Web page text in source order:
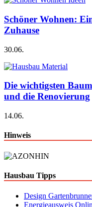
Schöner Wohnen:
Zuhause
30.06.
Die wichtigsten
und die Renovierung
14.06.
Hinweis
Hausbau Tipps
Design
Energieausweis